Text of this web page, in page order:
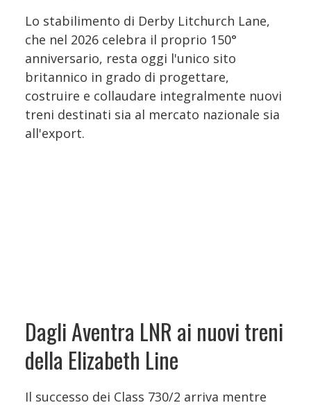
Lo stabilimento di Derby Litchurch Lane,
che nel 2026 celebra il proprio 150°
anniversario, resta oggi l'unico sito
britannico in grado di progettare,
costruire e collaudare integralmente nuovi
treni destinati sia al mercato nazionale sia
all'export.
Dagli Aventra LNR ai nuovi treni
della Elizabeth Line
Il successo dei Class 730/2 arriva mentre